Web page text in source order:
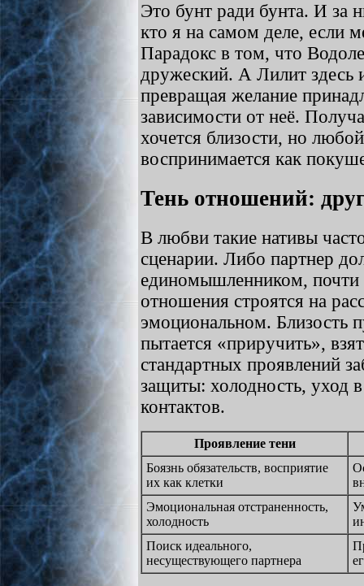
Это бунт ради бунта. И за
кто я на самом деле, если
Парадокс в том, что
дружеский. А Лилит здесь
превращая желание
зависимости от неё.
хочется близости, но
воспринимается как
Тень отношений:
В любви такие нативы
сценарии. Либо партнер
единомышленником, почти
отношения строятся на
эмоциональном. Близость
пытается «приручить»,
стандартных проявлений
защиты: холодность, уход
контактов.
Проявление тени
Боязнь обязательств, восприятие
их как клетки
Эмоциональная отстраненность,
холодность
Поиск идеального,
несуществующего партнера